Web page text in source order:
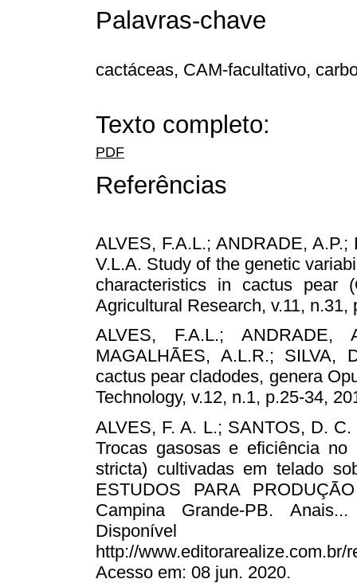
Palavras-chave
cactáceas, CAM-facultativo,
Texto completo:
PDF
Referências
ALVES, F.A.L.; ANDRADE,
V.L.A. Study of the genetic
characteristics in cactus pear
Agricultural Research, v.11, n.31,
ALVES, F.A.L.; ANDRADE,
MAGALHÃES, A.L.R.; SILVA,
cactus pear cladodes, genera
Technology, v.12, n.1, p.25-34,
ALVES, F. A. L.; SANTOS, D.
Trocas gasosas e eficiência
stricta) cultivadas em telado
ESTUDOS PARA
Campina Grande-PB.
http://
Acesso em: 08 jun. 2020.